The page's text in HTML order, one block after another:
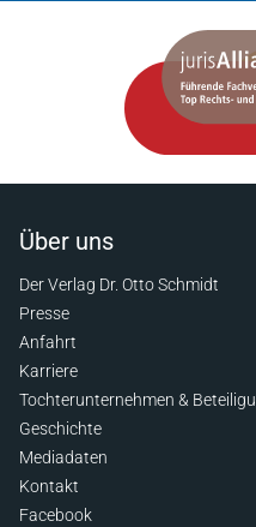
Über uns
Der Verlag Dr. Otto Schmidt
Presse
Anfahrt
Karriere
Tochterunternehmen &
Geschichte
Mediadaten
Kontakt
Facebook